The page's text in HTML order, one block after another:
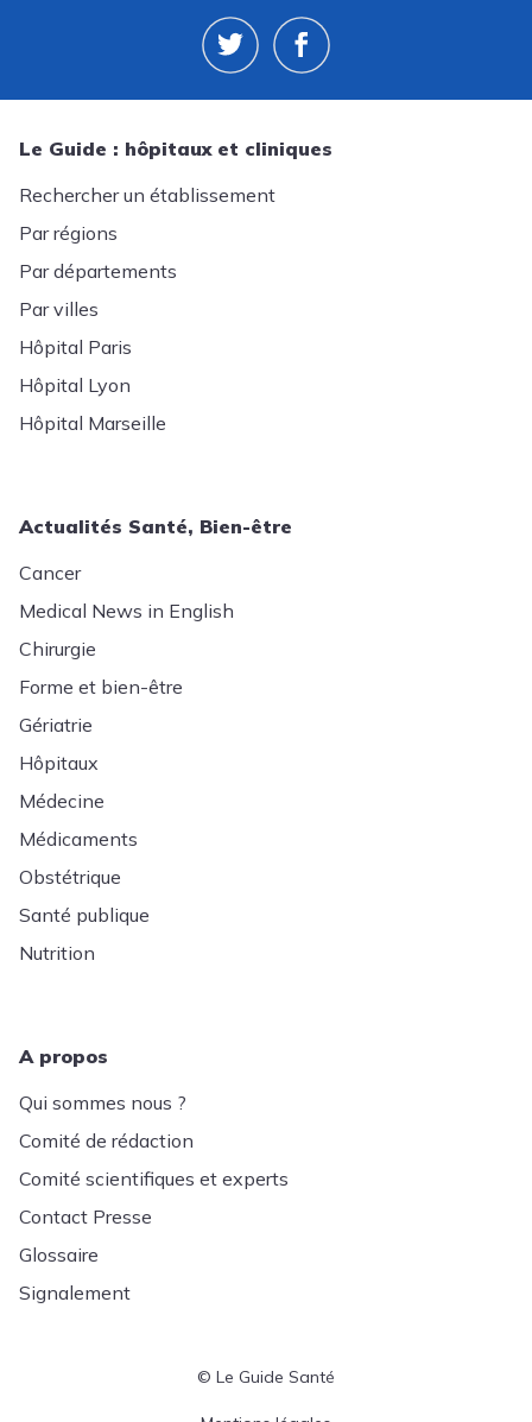
Le Guide : hôpitaux et cliniques
Rechercher un établissement
Par régions
Par départements
Par villes
Hôpital Paris
Hôpital Lyon
Hôpital Marseille
Actualités Santé, Bien-être
Cancer
Medical News in English
Chirurgie
Forme et bien-être
Gériatrie
Hôpitaux
Médecine
Médicaments
Obstétrique
Santé publique
Nutrition
A propos
Qui sommes nous ?
Comité de rédaction
Comité scientifiques et experts
Contact Presse
Glossaire
Signalement
© Le Guide Santé
Menu Pied de page